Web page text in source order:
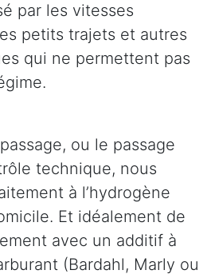
par les vitesses
petits trajets et autres
qui ne permettent pas
ou le passage
technique, nous
à l’hydrogène
Et idéalement de
avec un additif à
(Bardahl, Marly ou